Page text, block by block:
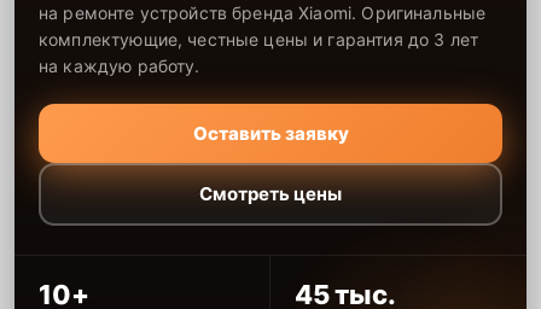
на ремонте устройств бренда Xiaomi. Оригинальные
комплектующие, честные цены и гарантия до 3 лет
на каждую работу.
Оставить заявку
Смотреть цены
10+ 45 тыс.